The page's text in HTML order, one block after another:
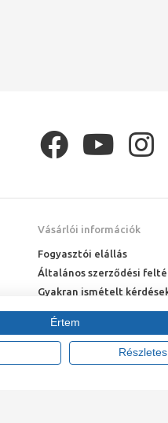
Vásárlói információk
Fogyasztói elállás
Általános szerződési
Gyakran ismételt
Online rendelés menete
Fizetési feltételek
Értem